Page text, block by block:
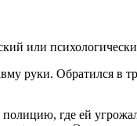
или
руки. Обратился
где ей